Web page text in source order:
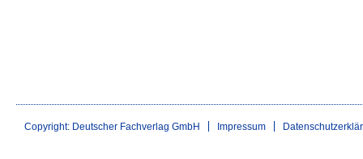
Copyright: Deutscher Fachverlag GmbH Impressum